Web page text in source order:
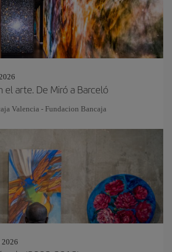
el arte. De Miró a Barceló
Valencia - Fundacion Bancaja
2026